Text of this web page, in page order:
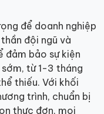
để doanh nghiệp
đội ngũ và
đảm bảo sự kiện
sớm, từ 1-3 tháng
thiếu. Với khối
trình, chuẩn bị
thực đơn, mọi